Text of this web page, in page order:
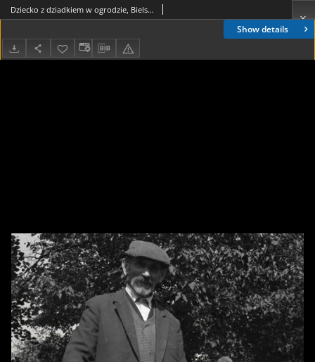
Show details
Dziecko z dziadkiem w ogrodzie, Bielsk Podlaski, druga połowa lat 70. XX w., fot. ze zbiorów Andrzeja Trzcińskiego